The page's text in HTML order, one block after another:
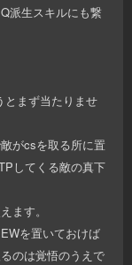
派生スキルにも繋
とまず当たりませ
がcsを取る所に置
してくる敵の真下
ます。
を置いておけば
のは覚悟のうえで